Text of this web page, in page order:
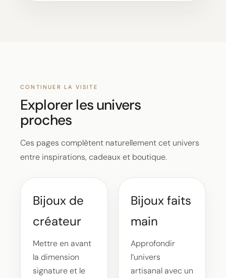
CONTINUER LA VISITE
Explorer les univers
proches
Ces pages complètent naturellement cet univers
entre inspirations, cadeaux et boutique.
Bijoux de
créateur
Mettre en avant
la dimension
signature et le
Bijoux faits
main
Approfondir
l’univers
artisanal avec un